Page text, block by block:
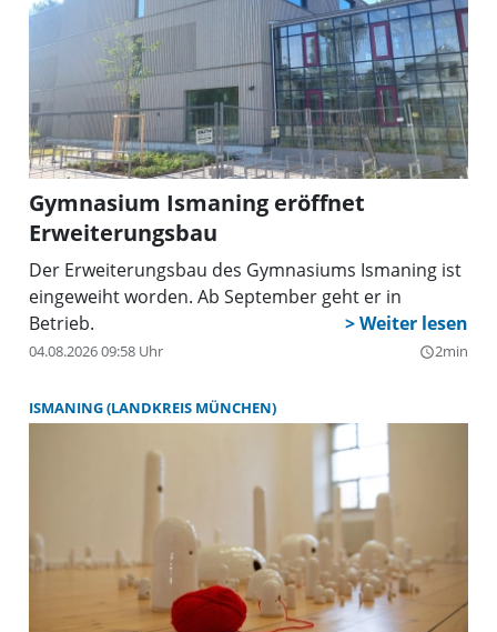
Gymnasium Ismaning eröffnet
Erweiterungsbau
Der Erweiterungsbau des Gymnasiums Ismaning ist
eingeweiht worden. Ab September geht er in
Betrieb.
04.08.2026 09:58 Uhr query_builder2min
ISMANING (LANDKREIS MÜNCHEN)